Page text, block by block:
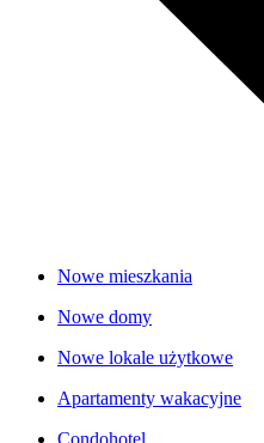
Nowe mieszkania
Nowe domy
Nowe lokale użytkowe
Apartamenty wakacyjne